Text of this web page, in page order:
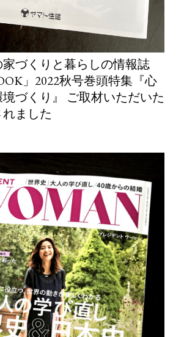
づくりと暮らしの情報誌
」2022秋号巻頭特集『心
づくり』 ご取材いただいた
ました